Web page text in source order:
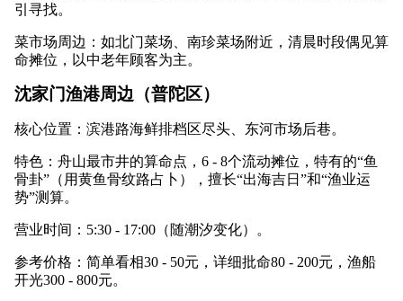
引寻找。
菜市场周边：如北门菜场、南珍菜场附近，清晨时段偶见算
命摊位，以中老年顾客为主。
沈家门渔港周边（普陀区）
核心位置：滨港路海鲜排档区尽头、东河市场后巷。
特色：舟山最市井的算命点，6 - 8个流动摊位，特有的“鱼
骨卦”（用黄鱼骨纹路占卜），擅长“出海吉日”和“渔业运
势”测算。
营业时间：5:30 - 17:00（随潮汐变化）。
参考价格：简单看相30 - 50元，详细批命80 - 200元，渔船
开光300 - 800元。